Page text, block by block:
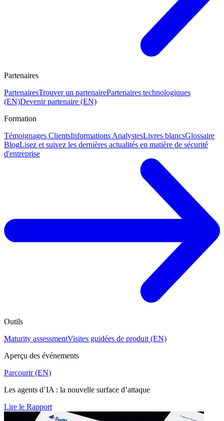
Partenaires
PartenairesTrouver un partenairePartenaires technologiques
(EN)Devenir partenaire (EN)
Formation
Témoignages ClientsInformations AnalystesLivres blancsGlossaire
BlogLisez et suivez les dernières actualités en matière de sécurité
d'entreprise
Outils
Maturity assessmentVisites guidées de produit (EN)
Aperçu des événements
Parcourir (EN)
Les agents d’IA : la nouvelle surface d’attaque
Lire le Rapport